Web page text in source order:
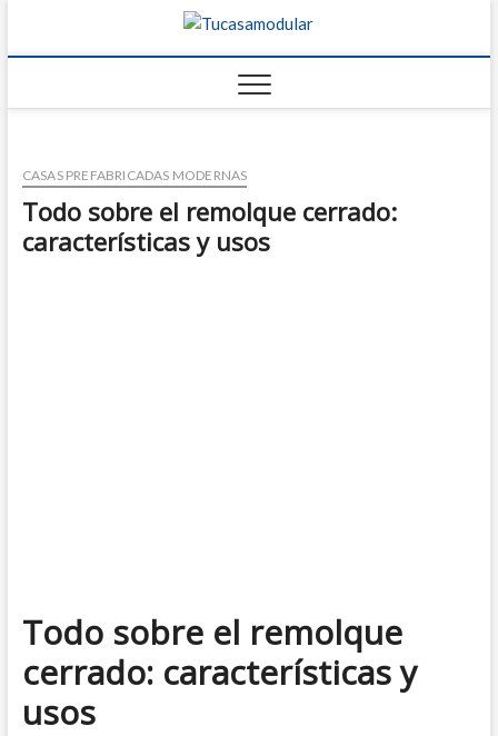
FABRICANTES DE
CASAS PREFABRICADAS MODERNAS
Todo sobre el remolque cerrado:
características y usos
Todo sobre el remolque
cerrado: características y
usos